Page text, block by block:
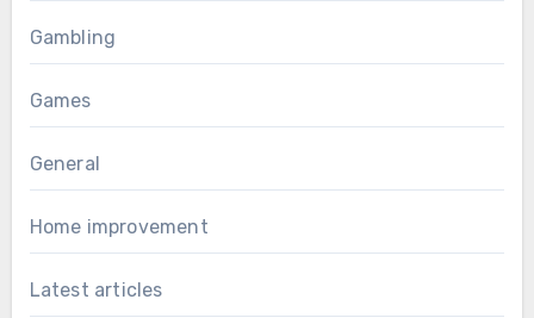
Gambling
Games
General
Home improvement
Latest articles